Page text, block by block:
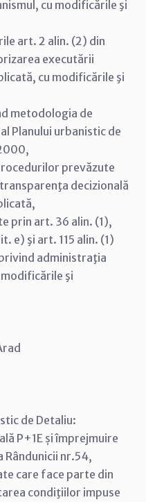
cu modificările şi
art. 2 alin. (2) din
executării
cu modificările şi
metodologia de
Planului urbanistic de
prevăzute
decizională
prin art. 36 alin. (1),
e) şi art. 115 alin. (1)
administraţia
şi
de Detaliu:
P+1E și împrejmuire
nr.54,
care face parte din
condiţiilor impuse